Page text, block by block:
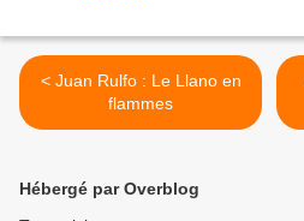
< Juan Rulfo : Le Llano en
flammes
Hébergé par Overblog